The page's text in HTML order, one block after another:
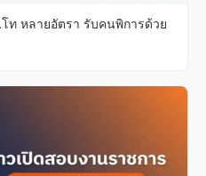
หลายอัตรา รับคนพิการด้วย